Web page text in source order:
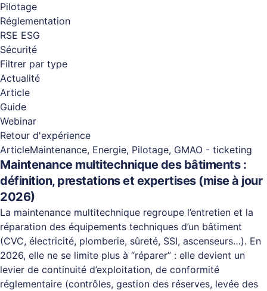
Pilotage
Réglementation
RSE ESG
Sécurité
Filtrer par type
Actualité
Article
Guide
Webinar
Retour d'expérience
ArticleMaintenance, Energie, Pilotage, GMAO - ticketing
Maintenance multitechnique des bâtiments :
définition, prestations et expertises (mise à jour
2026)
La maintenance multitechnique regroupe l’entretien et la
réparation des équipements techniques d’un bâtiment
(CVC, électricité, plomberie, sûreté, SSI, ascenseurs…). En
2026, elle ne se limite plus à “réparer” : elle devient un
levier de continuité d’exploitation, de conformité
réglementaire (contrôles, gestion des réserves, levée des